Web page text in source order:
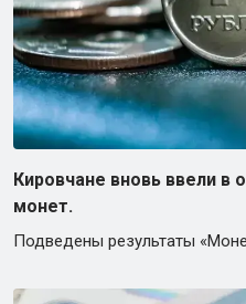
Кировчане вновь ввели в
монет.
Подведены результаты